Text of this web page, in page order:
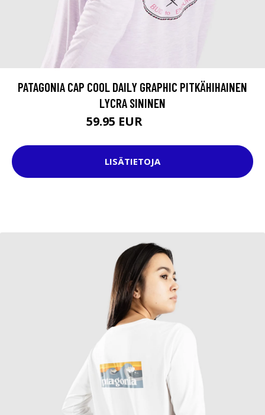
PATAGONIA CAP COOL DAILY GRAPHIC PITKÄHIHAINEN
LYCRA SININEN
59.95 EUR
LISÄTIETOJA